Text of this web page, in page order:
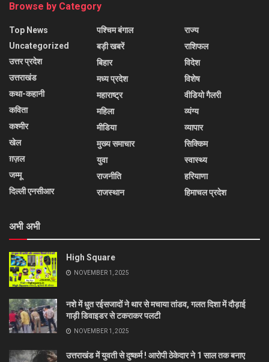
Browse by Category
Top News
Uncategorized
उत्तर प्रदेश
उत्तराखंड
कथा-कहानी
कविता
कश्मीर
खेल
ग़ज़ल
जम्मू
दिल्ली एनसीआर
पश्चिम बंगाल
बड़ी खबरें
बिहार
मध्य प्रदेश
महाराष्ट्र
महिला
मीडिया
मुख्य समाचार
युवा
राजनीति
राजस्थान
राज्य
राशिफल
विदेश
विशेष
वीडियो गैलरी
व्यंग्य
व्यापार
सिक्किम
स्वास्थ्य
हरियाणा
हिमाचल प्रदेश
अभी अभी
High Square
NOVEMBER 1, 2025
नशे में धुत रईसजादों ने थार से मचाया तांडव, गलत दिशा में दौड़ाई
गाड़ी डिवाइडर से टकराकर पलटी
NOVEMBER 1, 2025
उत्तराखंड में युवती से दुष्कर्म ! आरोपी ठेकेदार ने 1 साल तक बनाए